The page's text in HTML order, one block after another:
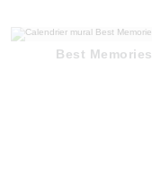
Best Memories